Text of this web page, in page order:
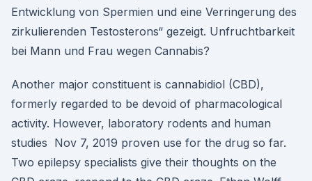
Entwicklung von Spermien und eine Verringerung des
zirkulierenden Testosterons“ gezeigt. Unfruchtbarkeit
bei Mann und Frau wegen Cannabis?
Another major constituent is cannabidiol (CBD),
formerly regarded to be devoid of pharmacological
activity. However, laboratory rodents and human
studies Nov 7, 2019 proven use for the drug so far.
Two epilepsy specialists give their thoughts on the